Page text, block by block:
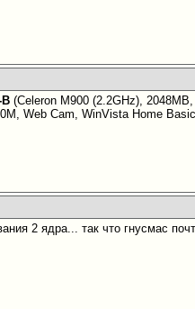
(Celeron M900 (2.2GHz),
Web Cam, WinVista Home
2 ядра... так что гнусмас